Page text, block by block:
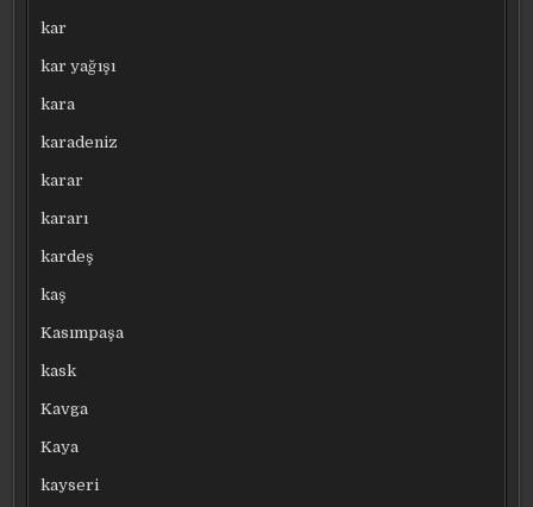
kar
kar yağışı
kara
karadeniz
karar
kararı
kardeş
kaş
Kasımpaşa
kask
Kavga
Kaya
kayseri